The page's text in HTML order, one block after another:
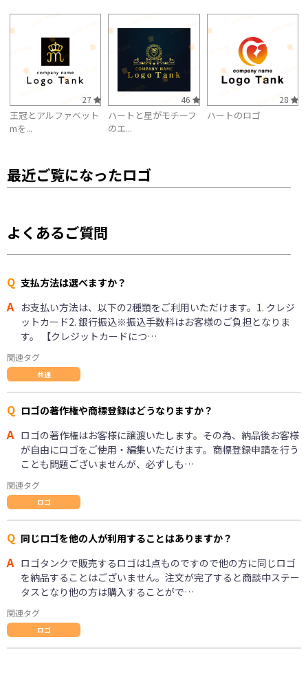
27
王冠とアルファベット
mを...
46
ハートと星がモチーフ
のエ...
28
ハートのロゴ
最近ご覧になったロゴ
よくあるご質問
Q 支払方法は選べますか？
A お支払い方法は、以下の2種類をご利用いただけます。1. クレジ
ットカード2. 銀行振込※振込手数料はお客様のご負担となりま
す。 【クレジットカードにつ…
関連タグ
共通
Q ロゴの著作権や商標登録はどうなりますか？
A ロゴの著作権はお客様に譲渡いたします。その為、納品後お客様
が自由にロゴをご使用・編集いただけます。商標登録申請を行う
ことも問題ございませんが、必ずしも…
関連タグ
ロゴ
Q 同じロゴを他の人が利用することはありますか？
A ロゴタンクで販売するロゴは1点ものですので他の方に同じロゴ
を納品することはございません。注文が完了すると商談中ステー
タスとなり他の方は購入することがで…
関連タグ
ロゴ